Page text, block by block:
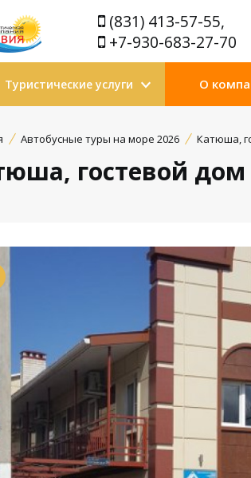
(831) 413-57-55,
+7-930-683-27-70
Туристические услуги О
Автобусные туры на море 2026 Катюша,
гостевой дом